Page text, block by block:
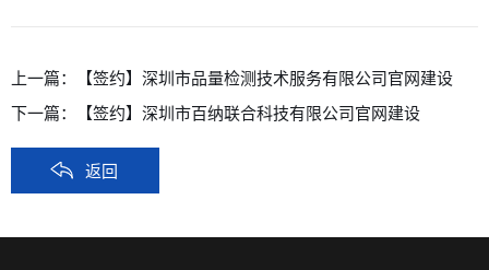
上一篇：
【签约】深圳市品量检测技术服务有限公司官网建设
下一篇：
【签约】深圳市百纳联合科技有限公司官网建设
返回